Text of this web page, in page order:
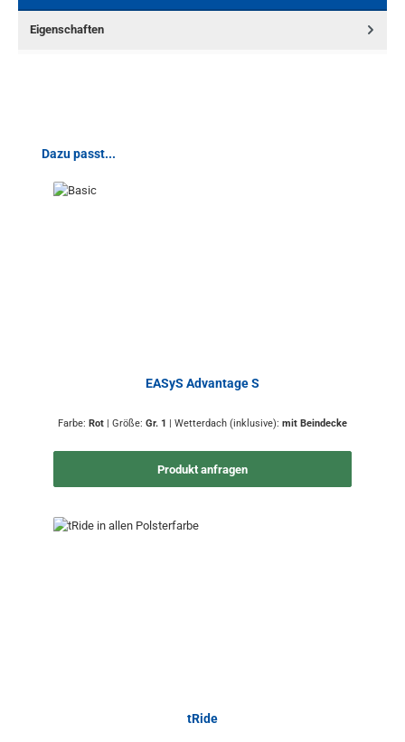
Eigenschaften
Produktgalerie überspringen
Dazu passt...
EASyS Advantage S
Farbe: Rot | Größe: Gr. 1 | Wetterdach (inklusive): mit Beindecke
Produkt anfragen
tRide